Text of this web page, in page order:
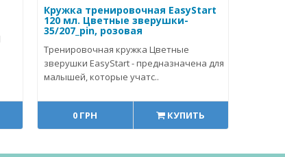
Кружка тренировочная EasyStart
120 мл. Цветные зверушки-
35/207_pin, розовая
Тренировочная кружка Цветные
зверушки EasyStart - предназначена для
малышей, которые учатс..
0 ГРН КУПИТЬ